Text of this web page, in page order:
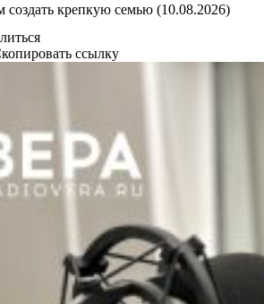
крепкую семью (10.08.2026)